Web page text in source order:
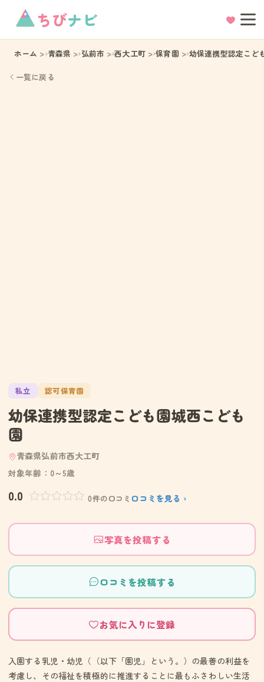
ちびナビ
ホーム 青森県 弘前市 西大工町 保育園 幼保連携型認定こど
一覧に戻る
私立 認可保育園
幼保連携型認定こども園城西こども
園
青森県弘前市西大工町
対象年齢：0～5歳
0.0 0件の口コミ 口コミを見る ›
写真を投稿する
口コミを投稿する
お気に入りに登録
入園する乳児・幼児（（以下「園児」という。）の最善の利益を
考慮し、その福祉を積極的に推進することに最もふさわしい生活